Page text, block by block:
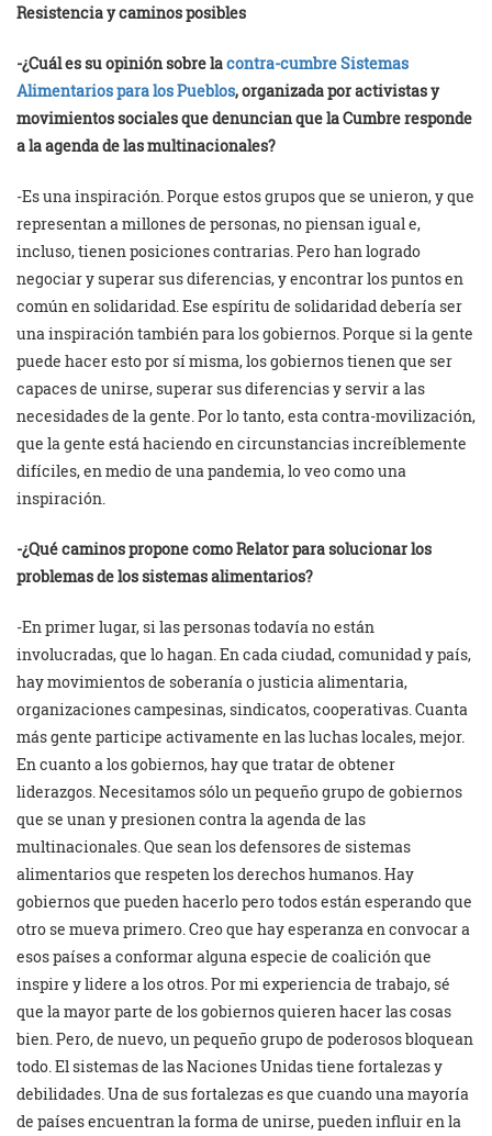
Resistencia y caminos posibles
-¿Cuál es su opinión sobre lacontra-cumbre Sistemas
Alimentarios para los Pueblos, organizada por activistas y
movimientos sociales que denuncian que la Cumbre responde
a la agenda de las multinacionales?
-Es una inspiración. Porque estos grupos que se unieron, y que
representan a millones de personas, no piensan igual e,
incluso, tienen posiciones contrarias. Pero han logrado
negociar y superar sus diferencias, y encontrar los puntos en
común en solidaridad. Ese espíritu de solidaridad debería ser
una inspiración también para los gobiernos. Porque si la gente
puede hacer esto por sí misma, los gobiernos tienen que ser
capaces de unirse, superar sus diferencias y servir a las
necesidades de la gente. Por lo tanto, esta contra-movilización,
que la gente está haciendo en circunstancias increíblemente
difíciles, en medio de una pandemia, lo veo como una
inspiración.
-¿Qué caminos propone como Relator para solucionar los
problemas de los sistemas alimentarios?
-En primer lugar, si las personas todavía no están
involucradas, que lo hagan. En cada ciudad, comunidad y país,
hay movimientos de soberanía o justicia alimentaria,
organizaciones campesinas, sindicatos, cooperativas. Cuanta
más gente participe activamente en las luchas locales, mejor.
En cuanto a los gobiernos, hay que tratar de obtener
liderazgos. Necesitamos sólo un pequeño grupo de gobiernos
que se unan y presionen contra la agenda de las
multinacionales. Que sean los defensores de sistemas
alimentarios que respeten los derechos humanos. Hay
gobiernos que pueden hacerlo pero todos están esperando que
otro se mueva primero. Creo que hay esperanza en convocar a
esos países a conformar alguna especie de coalición que
inspire y lidere a los otros. Por mi experiencia de trabajo, sé
que la mayor parte de los gobiernos quieren hacer las cosas
bien. Pero, de nuevo, un pequeño grupo de poderosos bloquean
todo. El sistemas de las Naciones Unidas tiene fortalezas y
debilidades. Una de sus fortalezas es que cuando una mayoría
de países encuentran la forma de unirse, pueden influir en la